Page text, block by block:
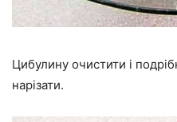
Цибулину очистити і
нарізати.